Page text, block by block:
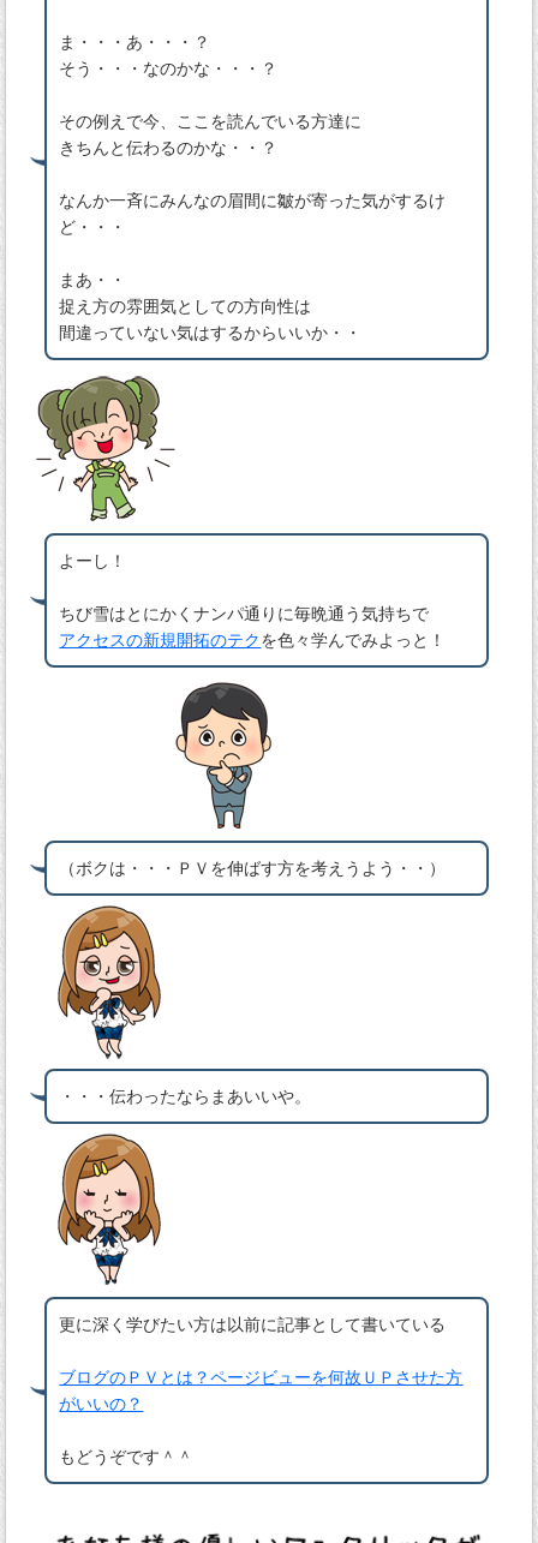
ま・・・あ・・・？
そう・・・なのかな・・・？
その例えで今、ここを読んでいる方達に
きちんと伝わるのかな・・？
なんか一斉にみんなの眉間に皺が寄った気がするけ
ど・・・
まあ・・
捉え方の雰囲気としての方向性は
間違っていない気はするからいいか・・
よーし！
ちび雪はとにかくナンパ通りに毎晩通う気持ちで
アクセスの新規開拓のテクを色々学んでみよっと！
（ボクは・・・ＰＶを伸ばす方を考えうよう・・）
・・・伝わったならまあいいや。
更に深く学びたい方は以前に記事として書いている
ブログのＰＶとは？ページビューを何故ＵＰさせた方
がいいの？
もどうぞです＾＾